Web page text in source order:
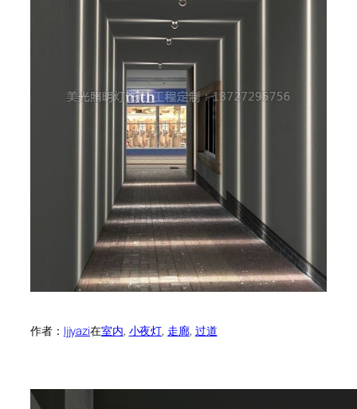
作者： ljjyazi在室内, 小夜灯, 走廊, 过道